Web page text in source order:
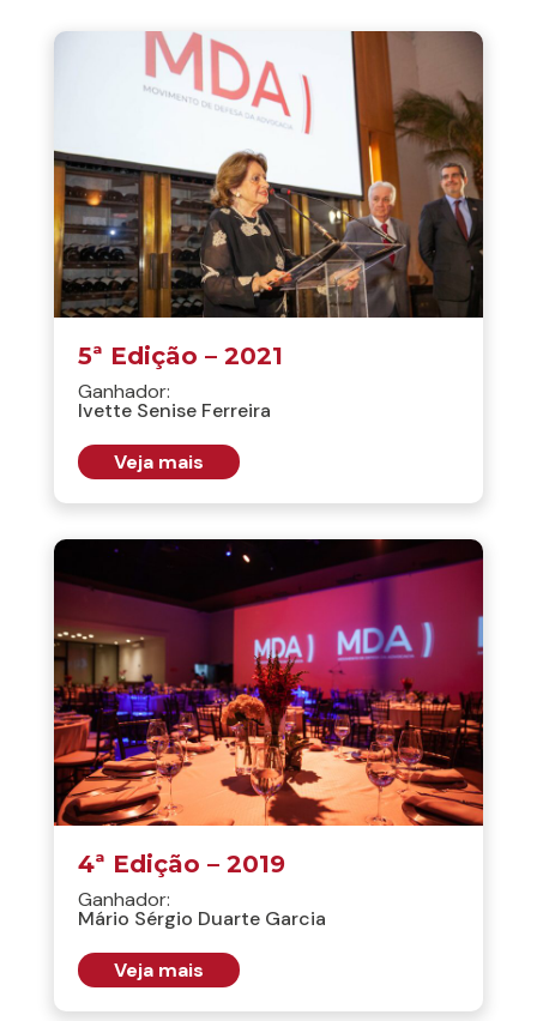
5ª Edição – 2021
Ganhador:
Ivette Senise Ferreira
Veja mais
4ª Edição – 2019
Ganhador:
Mário Sérgio Duarte Garcia
Veja mais